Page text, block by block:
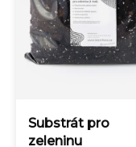
Substrát pro
zeleninu